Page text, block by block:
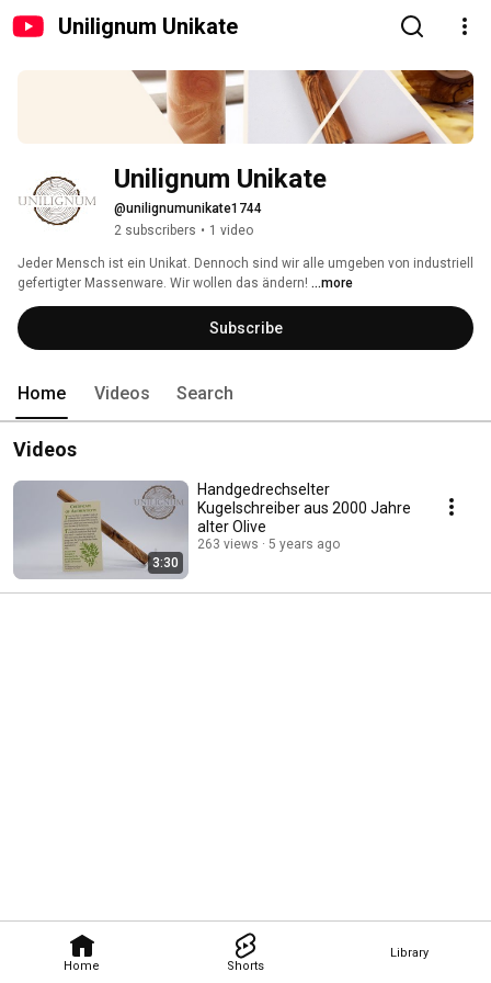
Unilignum Unikate
Home Shorts
Library
Unilignum Unikate
@unilignumunikate1744
2 subscribers • 1 video
Jeder Mensch ist ein Unikat. Dennoch sind wir alle umgeben von industriell
gefertigter Massenware. Wir wollen das ändern! ...more
Subscribe
Home Videos Search
Videos
3:30
Handgedrechselter
Kugelschreiber aus 2000 Jahre
alter Olive
263 views 5 years ago